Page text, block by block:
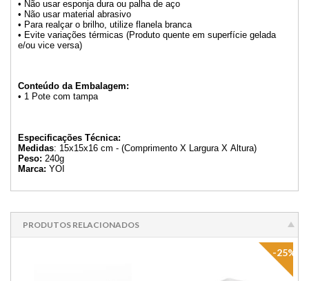
• Não usar esponja dura ou palha de aço
• Não usar material abrasivo
• Para realçar o brilho, utilize flanela branca
• Evite variações térmicas (Produto quente em superfície gelada
e/ou vice versa)
Conteúdo da Embalagem:
• 1 Pote com tampa
Especificações Técnica:
Medidas: 15x15x16 cm - (Comprimento X Largura X Altura)
Peso: 240g
Marca: YOI
PRODUTOS RELACIONADOS
-25%